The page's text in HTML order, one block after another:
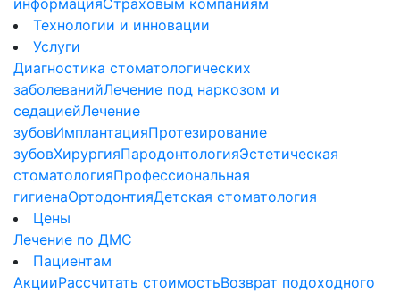
информацияСтраховым компаниям
Технологии и инновации
Услуги
Диагностика стоматологических
заболеванийЛечение под наркозом и
седациейЛечение
зубовИмплантацияПротезирование
зубовХирургияПародонтологияЭстетическая
стоматологияПрофессиональная
гигиенаОртодонтияДетская стоматология
Цены
Лечение по ДМС
Пациентам
АкцииРассчитать стоимостьВозврат подоходного